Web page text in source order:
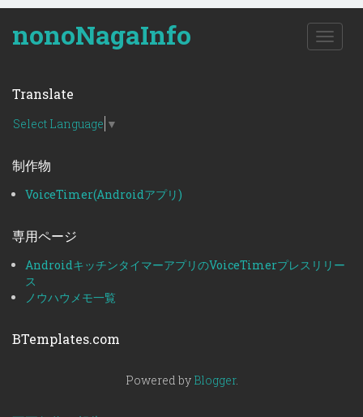
nonoNagaInfo
T
o
o
Translate
Select Language ▼
制作物
VoiceTimer(Androidアプリ)
専用ページ
AndroidキッチンタイマーアプリのVoiceTimerプレスリリー
ス
ノウハウメモ一覧
BTemplates.com
Powered by Blogger.